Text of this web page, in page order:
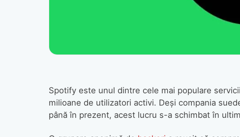
Spotify este unul dintre cele mai populare
milioane de utilizatori activi. Deși compania
până în prezent, acest lucru s-a schimbat în